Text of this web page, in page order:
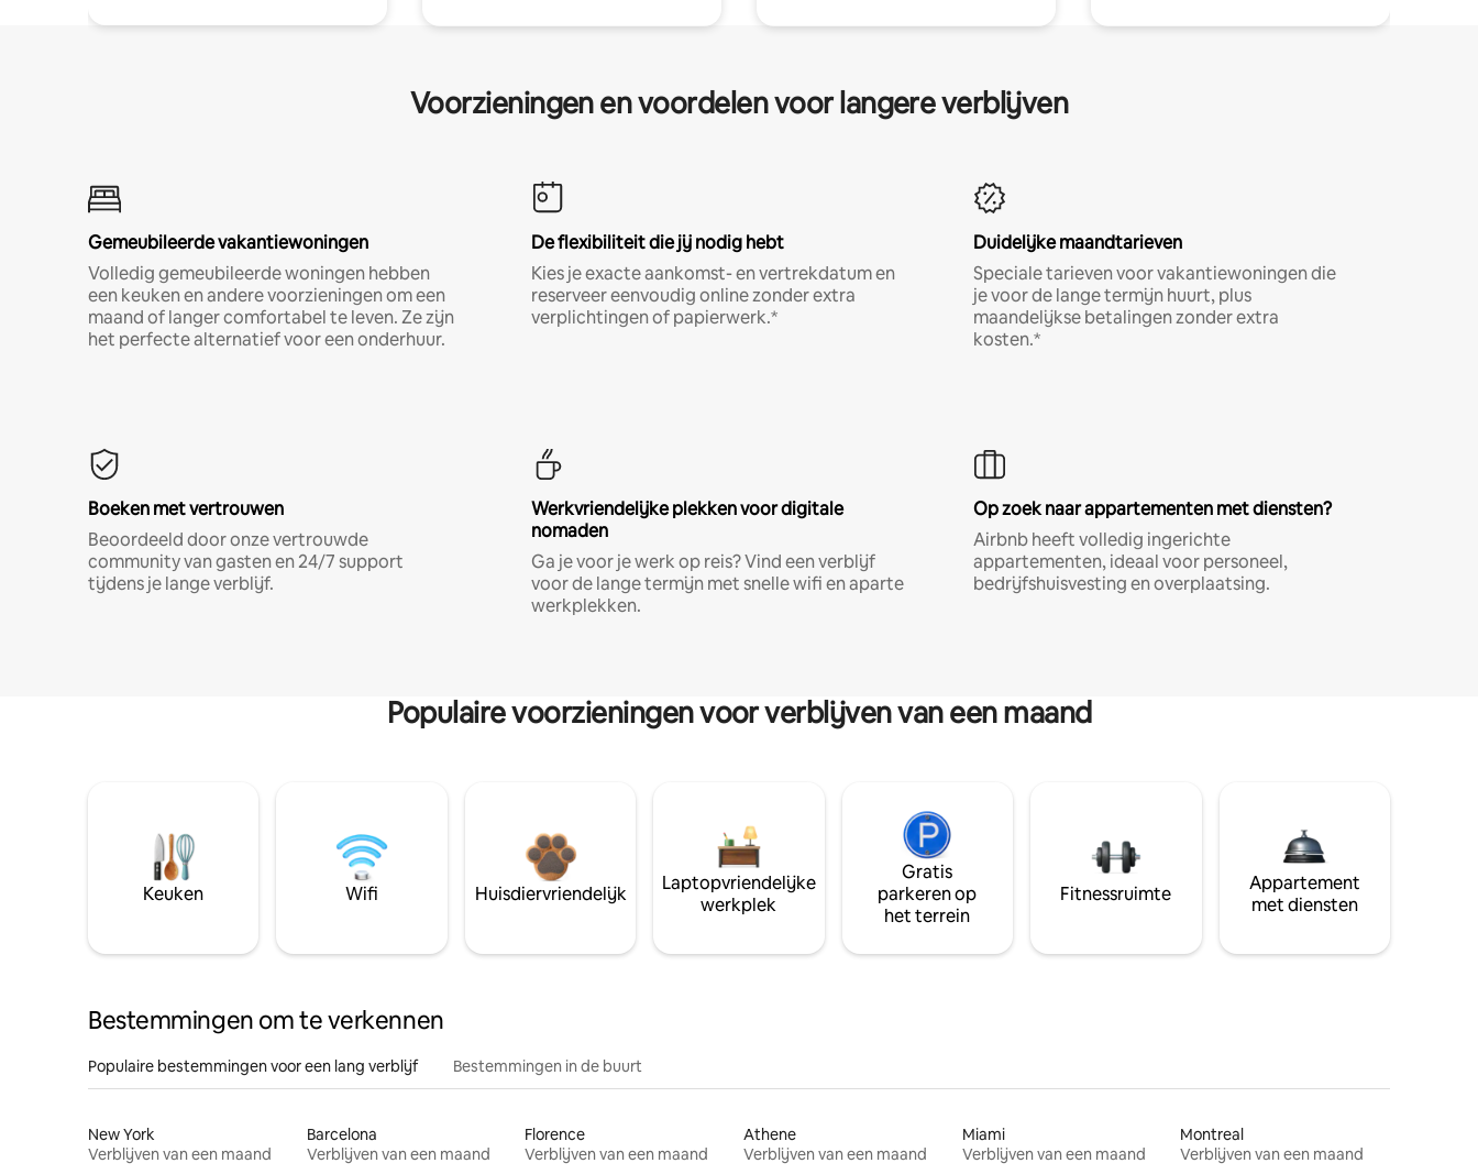
Voorzieningen en voordelen voor langere verblijven
Gemeubileerde vakantiewoningen
Volledig gemeubileerde woningen hebben
een keuken en andere voorzieningen om een
maand of langer comfortabel te leven. Ze zijn
het perfecte alternatief voor een onderhuur.
De flexibiliteit die jij nodig hebt
Kies je exacte aankomst- en vertrekdatum en
reserveer eenvoudig online zonder extra
verplichtingen of papierwerk.*
Duidelijke maandtarieven
Speciale tarieven voor vakantiewoningen die
je voor de lange termijn huurt, plus
maandelijkse betalingen zonder extra
kosten.*
Boeken met vertrouwen
Beoordeeld door onze vertrouwde
community van gasten en 24/7 support
tijdens je lange verblijf.
Werkvriendelijke plekken voor digitale
nomaden
Ga je voor je werk op reis? Vind een verblijf
voor de lange termijn met snelle wifi en aparte
werkplekken.
Op zoek naar appartementen met diensten?
Airbnb heeft volledig ingerichte
appartementen, ideaal voor personeel,
bedrijfshuisvesting en overplaatsing.
Populaire voorzieningen voor verblijven van een maand
Keuken Wifi Huisdiervriendelijk
Laptopvriendelijke
werkplek
Gratis
parkeren op
het terrein
Fitnessruimte
Appartement
met diensten
Bestemmingen om te verkennen
Populaire bestemmingen voor een lang verblijf Bestemmingen in de buurt
New York
Verblijven van een maand
Barcelona
Verblijven van een maand
Florence
Verblijven van een maand
Athene
Verblijven van een maand
Miami
Verblijven van een maand
Montreal
Verblijven van een maand